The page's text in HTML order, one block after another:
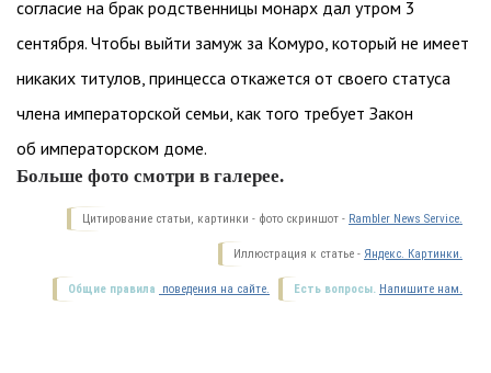
согласие на брак родственницы монарх дал утром 3
сентября. Чтобы выйти замуж за Комуро, который не имеет
никаких титулов, принцесса откажется от своего статуса
члена императорской семьи, как того требует Закон
об императорском доме.
Больше фото смотри в галерее.
Цитирование статьи, картинки - фото скриншот - Rambler News Service.
Иллюстрация к статье - Яндекс. Картинки.
Есть вопросы. Напишите нам.
Общие правила поведения на сайте.